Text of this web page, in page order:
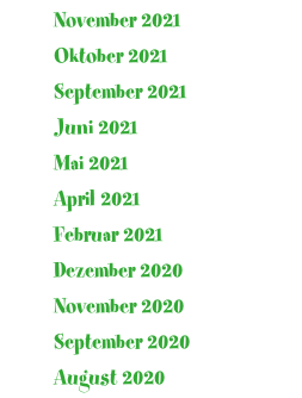
November 2021
Oktober 2021
September 2021
Juni 2021
Mai 2021
April 2021
Februar 2021
Dezember 2020
November 2020
September 2020
August 2020